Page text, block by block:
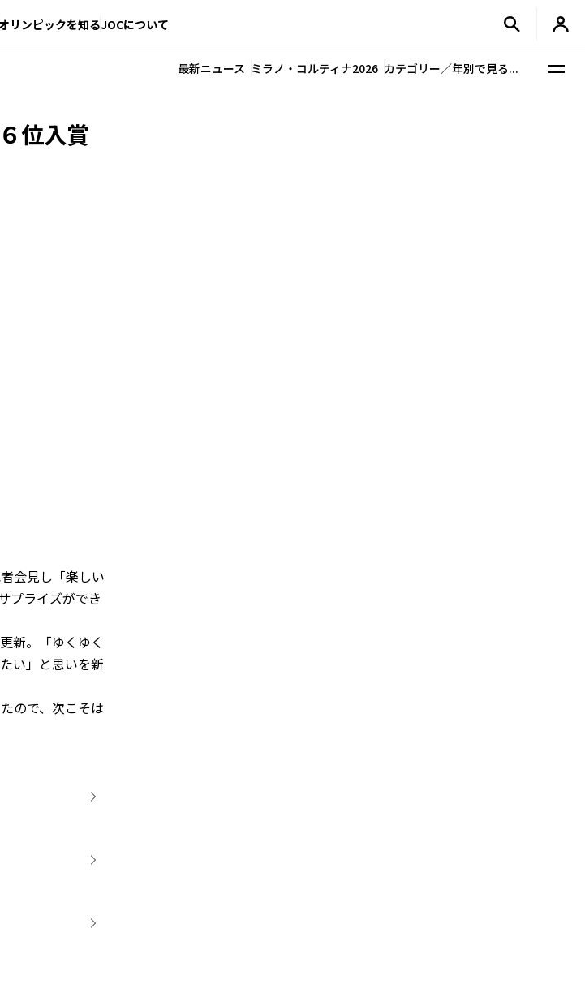
リンピックを知るJOCについて
最新ニュース ミラノ・コルティナ2026 カテゴリー／年別で見る...
位入賞
会見し「楽しい
プライズができ
新。「ゆくゆく
い」と思いを新
ので、次こそは